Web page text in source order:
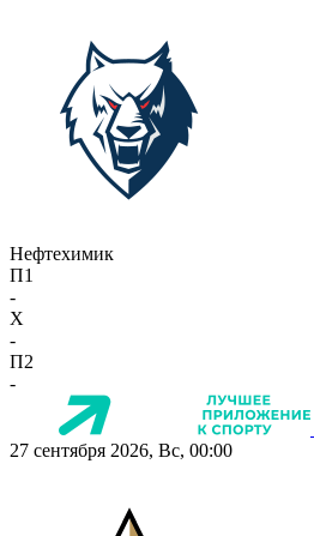
Нефтехимик
П1
-
X
-
П2
-
27 сентября 2026, Вс, 00:00